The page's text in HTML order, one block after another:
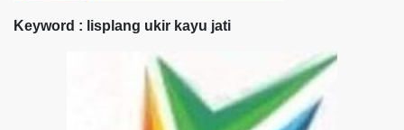
Keyword : lisplang ukir kayu jati